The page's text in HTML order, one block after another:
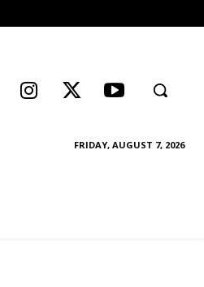
FRIDAY, AUGUST 7, 2026